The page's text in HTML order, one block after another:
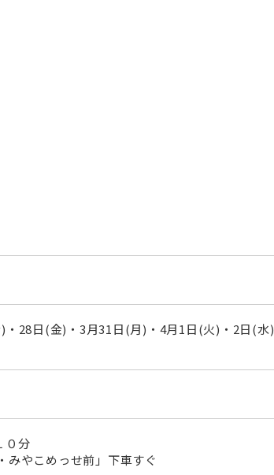
28日(金)・3月31日(月)・4月1日(火)・2日(水)
０分
みやこめっせ前」下車すぐ